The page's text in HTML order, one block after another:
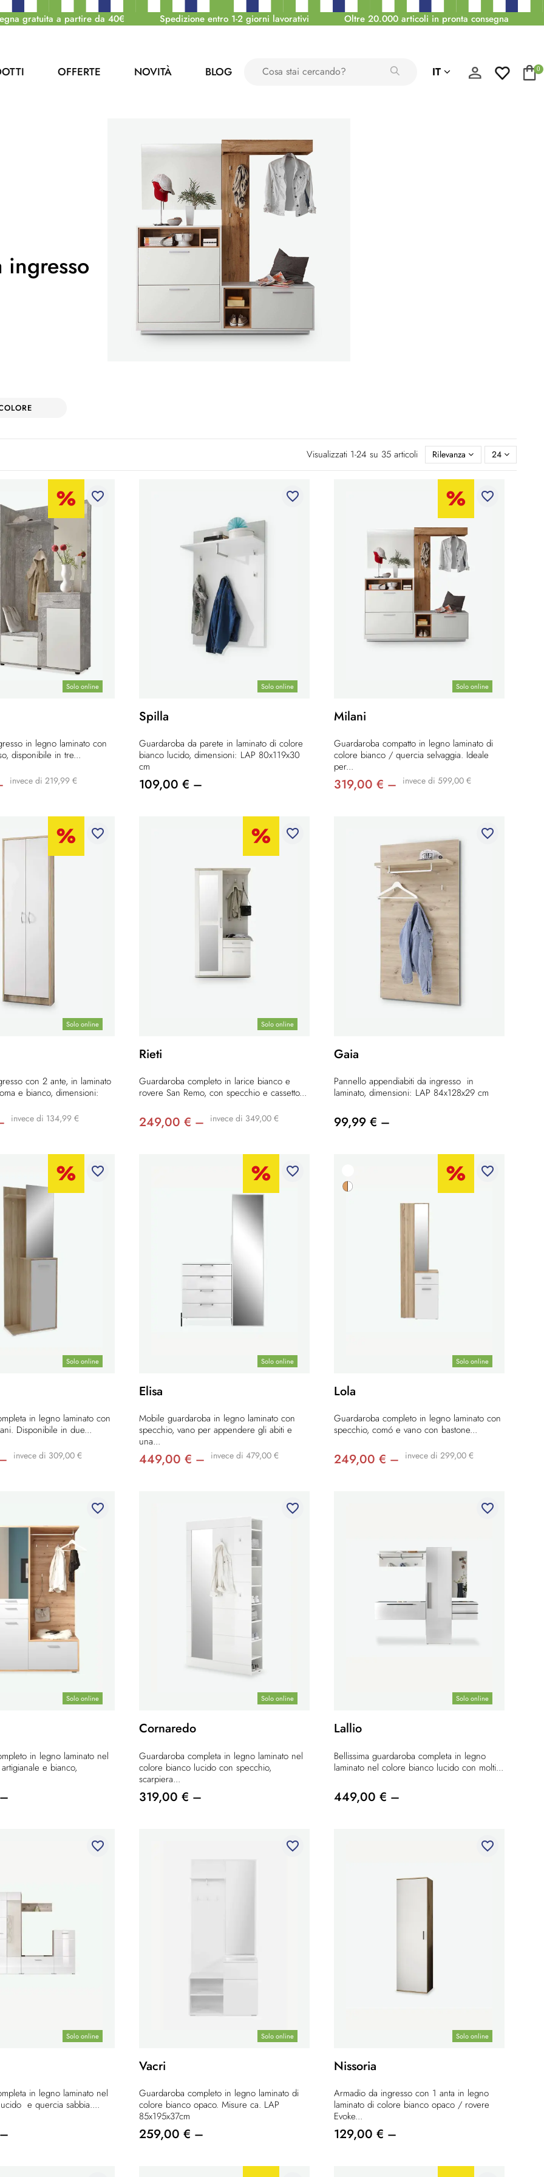
gratuita a partire da 40€ Spedizione entro 1-2 giorni lavorativi Oltre 20.000 articoli in pronta consegna
OFFERTE NOVITÀ BLOG IT 0
Visualizzati 1-24 su 35 articoli Rilevanza 24
Solo online
favorite_border
in legno laminato con
disponibile in tre...
invece di 219,99 €
Solo online
favorite_border
Spilla
Guardaroba da parete in laminato di colore
bianco lucido, dimensioni: LAP 80x119x30
cm
109,00 € –
Solo online
favorite_border
Milani
Guardaroba compatto in legno laminato di
colore bianco / quercia selvaggia. Ideale
per...
319,00 € – invece di 599,00 €
Solo online
favorite_border
con 2 ante, in laminato
e bianco, dimensioni:
invece di 134,99 €
Solo online
favorite_border
Rieti
Guardaroba completo in larice bianco e
rovere San Remo, con specchio e cassetto...
249,00 € – invece di 349,00 €
favorite_border
Gaia
Pannello appendiabiti da ingresso in
laminato, dimensioni: LAP 84x128x29 cm
99,99 € –
Solo online
favorite_border
in legno laminato con
Disponibile in due...
invece di 309,00 €
Solo online
favorite_border
Elisa
Mobile guardaroba in legno laminato con
specchio, vano per appendere gli abiti e
una...
449,00 € – invece di 479,00 €
Solo online
favorite_border
Lola
Guardaroba completo in legno laminato con
specchio, comó e vano con bastone...
249,00 € – invece di 299,00 €
Solo online
favorite_border
in legno laminato nel
e bianco,
Solo online
favorite_border
Cornaredo
Guardaroba completa in legno laminato nel
colore bianco lucido con specchio,
scarpiera...
319,00 € –
Solo online
favorite_border
Lallio
Bellissima guardaroba completa in legno
laminato nel colore bianco lucido con molti...
449,00 € –
Solo online
favorite_border
in legno laminato nel
e quercia sabbia....
Solo online
favorite_border
Vacri
Guardaroba completo in legno laminato di
colore bianco opaco. Misure ca. LAP
85x195x37cm
259,00 € –
Solo online
favorite_border
Nissoria
Armadio da ingresso con 1 anta in legno
laminato di colore bianco opaco / rovere
Evoke...
129,00 € –